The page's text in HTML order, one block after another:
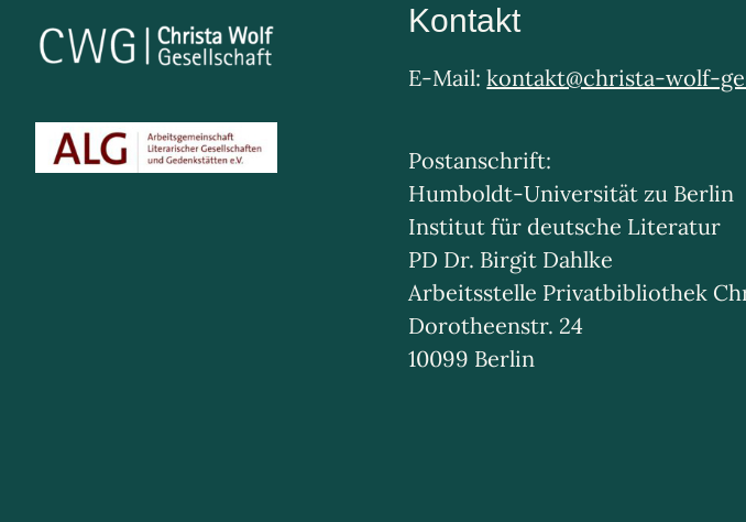
Kontakt
E-Mail:kontakt@christa-wolf-
Postanschrift:
Humboldt-Universität zu Berlin
Institut für deutsche Literatur
PD Dr. Birgit Dahlke
Arbeitsstelle Privatbibliothek
Dorotheenstr. 24
10099 Berlin